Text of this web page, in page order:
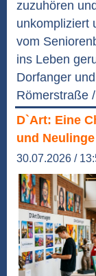
zuzuhören
unkompliziert
vom
ins Leben
Dorfanger
Römerstraße
D`Art: Eine
und Neulinge
30.07.2026 /